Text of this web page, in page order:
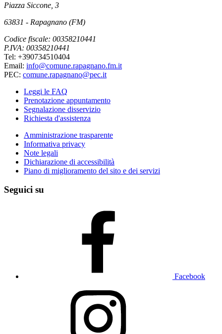
Piazza Siccone, 3
63831 - Rapagnano (FM)
Codice fiscale: 00358210441
P.IVA: 00358210441
Tel: +390734510404
Email: info@comune.rapagnano.fm.it
PEC: comune.rapagnano@pec.it
Leggi le FAQ
Prenotazione appuntamento
Segnalazione disservizio
Richiesta d'assistenza
Amministrazione trasparente
Informativa privacy
Note legali
Dichiarazione di accessibilità
Piano di miglioramento del sito e dei servizi
Seguici su
Facebook